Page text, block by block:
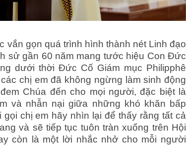
gọn quá trình hình thành nét Linh đạo
sử gần 60 năm mang tước hiệu Con Đức
dưới thời Đức Cố Giám mục Philipphê
chị em đã không ngừng làm sinh động
Chúa đến cho mọi người, đặc biệt là
và nhẫn nại giữa những khó khăn bấp
chị em hãy nhìn lại để thấy rằng tất cả
và sẽ tiếp tục tuôn tràn xuống trên Hội
còn là một lời nhắc nhở cho mỗi người